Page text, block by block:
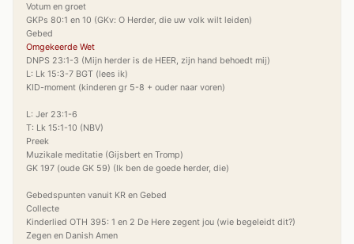
Votum en groet
GKPs 80:1 en 10 (GKv: O Herder, die uw volk wilt leiden)
Omgekeerde Wet
DNPS 23:1-3 (Mijn herder is de HEER, zijn hand behoedt mij)
L: Lk 15:3-7 BGT (lees ik)
KID-moment (kinderen gr 5-8 + ouder naar voren)
L: Jer 23:1-6
T: Lk 15:1-10 (NBV)
Preek
Muzikale meditatie (Gijsbert en Tromp)
GK 197 (oude GK 59) (Ik ben de goede herder, die)
Gebedspunten vanuit KR en Gebed
Collecte
Kinderlied OTH 395: 1 en 2 De Here zegent jou (wie begeleidt dit?)